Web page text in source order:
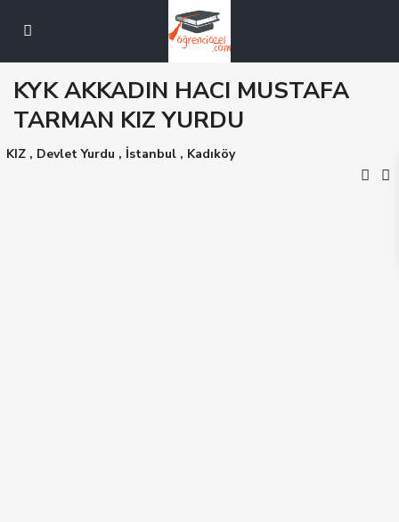
KYK AKKADIN HACI MUSTAFA
TARMAN KIZ YURDU
KIZ , Devlet Yurdu , İstanbul , Kadıköy